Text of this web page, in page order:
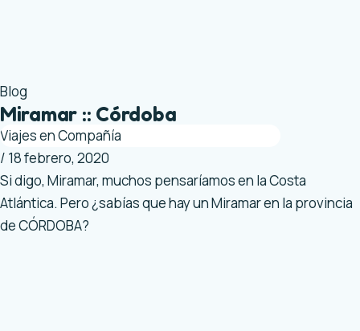
Blog
Miramar :: Córdoba
Viajes en Compañía
/ 18 febrero, 2020
Si digo, Miramar, muchos pensaríamos en la Costa
Atlántica. Pero ¿sabías que hay un Miramar en la provincia
de CÓRDOBA?